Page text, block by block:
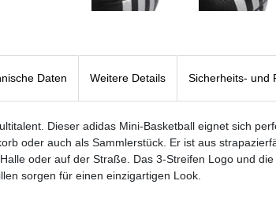
Daten Weitere Details Sicherheits- und
Dieser adidas Mini-Basketball eignet sich
oder auch als Sammlerstück. Er ist aus
oder auf der Straße. Das 3-Streifen Logo und
sorgen für einen einzigartigen Look.